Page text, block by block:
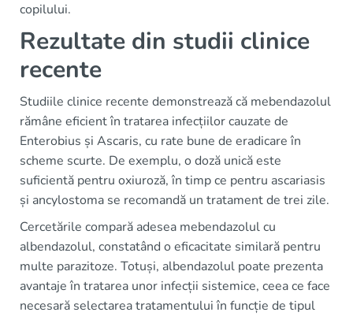
copilului.
Rezultate din studii clinice
recente
Studiile clinice recente demonstrează că mebendazolul
rămâne eficient în tratarea infecțiilor cauzate de
Enterobius și Ascaris, cu rate bune de eradicare în
scheme scurte. De exemplu, o doză unică este
suficientă pentru oxiuroză, în timp ce pentru ascariasis
și ancylostoma se recomandă un tratament de trei zile.
Cercetările compară adesea mebendazolul cu
albendazolul, constatând o eficacitate similară pentru
multe parazitoze. Totuși, albendazolul poate prezenta
avantaje în tratarea unor infecții sistemice, ceea ce face
necesară selectarea tratamentului în funcție de tipul